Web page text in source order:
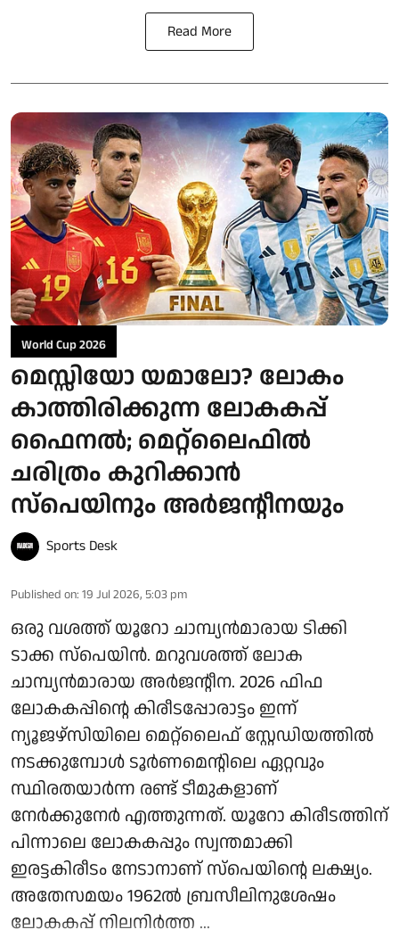
Read More
World Cup 2026
മെസ്സിയോ യമാലോ? ലോകം
കാത്തിരിക്കുന്ന ലോകകപ്പ്
ഫൈനൽ; മെറ്റ്ലൈഫിൽ
ചരിത്രം കുറിക്കാൻ
സ്പെയിനും അർജന്റീനയും
Sports Desk
Published on: 19 Jul 2026, 5:03 pm
ഒരു വശത്ത് യൂറോ ചാമ്പ്യൻമാരായ ടിക്കി
ടാക്ക സ്പെയിൻ. മറുവശത്ത് ലോക
ചാമ്പ്യൻമാരായ അർജന്റീന. 2026 ഫിഫ
ലോകകപ്പിന്റെ കിരീടപ്പോരാട്ടം ഇന്ന്
ന്യൂജഴ്‌സിയിലെ മെറ്റ്‌ലൈഫ് സ്റ്റേഡിയത്തിൽ
നടക്കുമ്പോൾ ടൂർണമെന്റിലെ ഏറ്റവും
സ്ഥിരതയാർന്ന രണ്ട് ടീമുകളാണ്
നേർക്കുനേർ എത്തുന്നത്. യൂറോ കിരീടത്തിന്
പിന്നാലെ ലോകകപ്പും സ്വന്തമാക്കി
ഇരട്ടകിരീടം നേടാനാണ് സ്പെയിന്റെ ലക്ഷ്യം.
അതേസമയം 1962ൽ ബ്രസീലിനുശേഷം
ലോകകപ്പ് നിലനിർത്ത ...